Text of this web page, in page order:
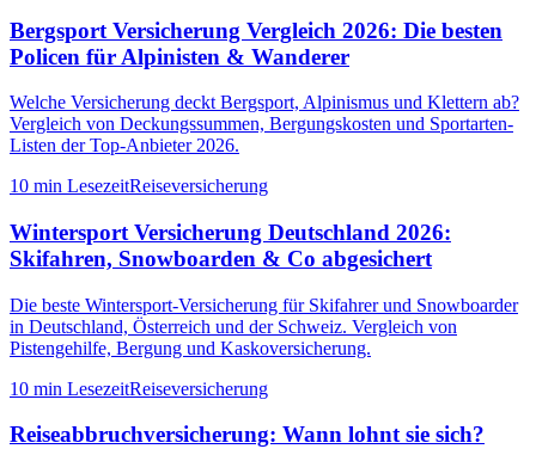
Bergsport Versicherung Vergleich 2026: Die besten
Policen für Alpinisten & Wanderer
Welche Versicherung deckt Bergsport, Alpinismus und Klettern ab?
Vergleich von Deckungssummen, Bergungskosten und Sportarten-
Listen der Top-Anbieter 2026.
10 min LesezeitReiseversicherung
Wintersport Versicherung Deutschland 2026:
Skifahren, Snowboarden & Co abgesichert
Die beste Wintersport-Versicherung für Skifahrer und Snowboarder
in Deutschland, Österreich und der Schweiz. Vergleich von
Pistengehilfe, Bergung und Kaskoversicherung.
10 min LesezeitReiseversicherung
Reiseabbruchversicherung: Wann lohnt sie sich?